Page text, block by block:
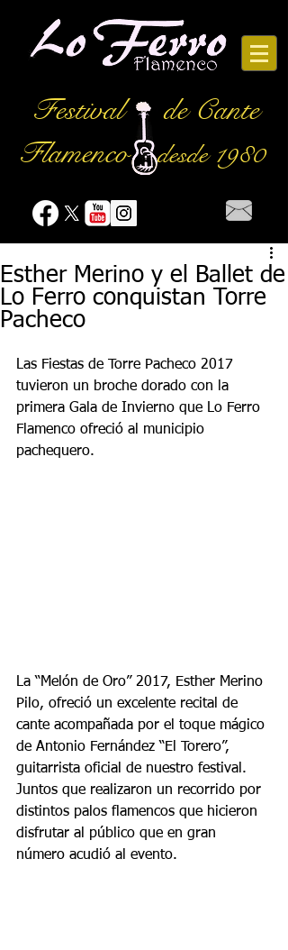
Festival
de Cante
Flamencodesde 1980
Esther Merino y el Ballet de
Lo Ferro conquistan Torre
Pacheco
Las Fiestas de Torre Pacheco 2017
tuvieron un broche dorado con la
primera Gala de Invierno que Lo Ferro
Flamenco ofreció al municipio
pachequero.
La “Melón de Oro” 2017, Esther Merino
Pilo, ofreció un excelente recital de
cante acompañada por el toque mágico
de Antonio Fernández “El Torero”,
guitarrista oficial de nuestro festival.
Juntos que realizaron un recorrido por
distintos palos flamencos que hicieron
disfrutar al público que en gran
número acudió al evento.